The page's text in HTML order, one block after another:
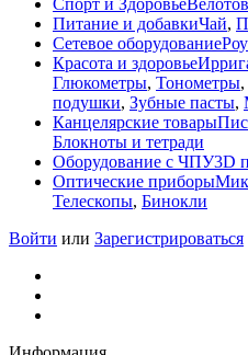
Питание и добавкиЧай,
Сетевое оборудование
Красота и здоровье
Глюкометры, Тонометры,
подушки, Зубные пасты,
Канцелярские товары
Блокноты и тетради
Оборудование с ЧПУ3D
Оптические приборы
Телескопы, Бинокли
Войти или Зарегистрироваться